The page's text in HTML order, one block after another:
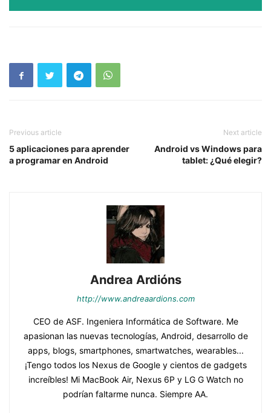
Previous article
5 aplicaciones para aprender
a programar en Android
Next article
Android vs Windows para
tablet: ¿Qué elegir?
Andrea Ardións
http://www.andreaardions.com
CEO de ASF. Ingeniera Informática de Software. Me
apasionan las nuevas tecnologías, Android, desarrollo de
apps, blogs, smartphones, smartwatches, wearables...
¡Tengo todos los Nexus de Google y cientos de gadgets
increíbles! Mi MacBook Air, Nexus 6P y LG G Watch no
podrían faltarme nunca. Siempre AA.